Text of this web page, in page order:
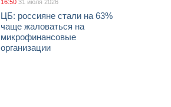
16:50 31 июля 2026
ЦБ: россияне стали на 63%
чаще жаловаться на
микрофинансовые
организации